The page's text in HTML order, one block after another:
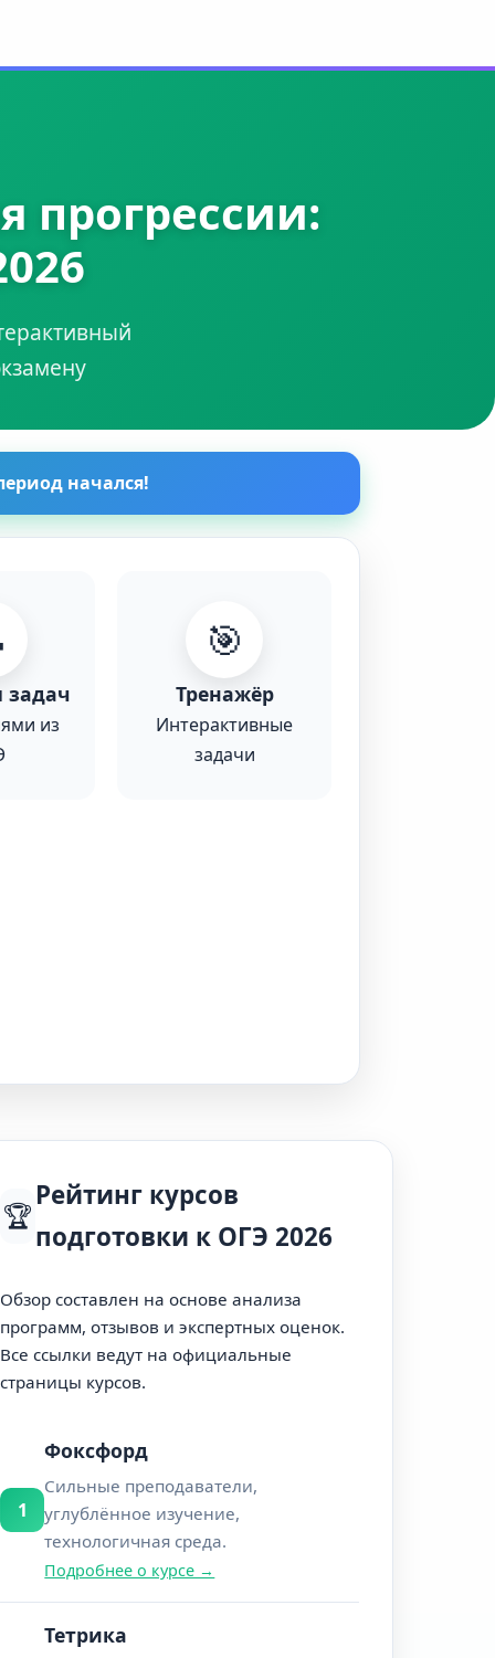
прогрессии:
начался!
из
🎯
Тренажёр
Интерактивные
задачи
🏆
Рейтинг курсов
подготовки к ОГЭ 2026
Обзор составлен на основе анализа
программ, отзывов и экспертных оценок.
Все ссылки ведут на официальные
страницы курсов.
1
Фоксфорд
Сильные преподаватели,
углублённое изучение,
технологичная среда.
Подробнее о курсе →
Тетрика